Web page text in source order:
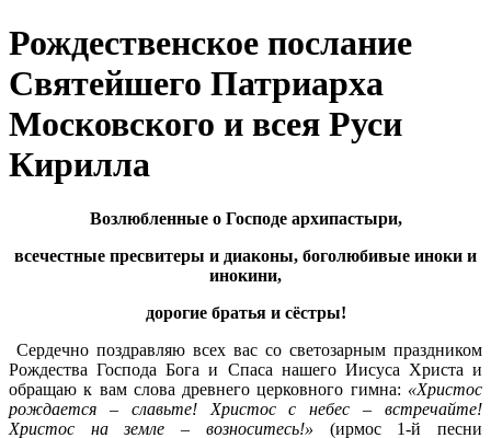
Рождественское послание
Святейшего Патриарха
Московского и всея Руси
Кирилла
Возлюбленные о Господе архипастыри,
всечестные пресвитеры и диаконы, боголюбивые иноки и
инокини,
дорогие братья и сёстры!
Сердечно поздравляю всех вас со светозарным праздником
Рождества Господа Бога и Спаса нашего Иисуса Христа и
обращаю к вам слова древнего церковного гимна: «Христос
рождается – славьте! Христос с небес – встречайте!
Христос на земле – возноситесь!» (ирмос 1-й песни